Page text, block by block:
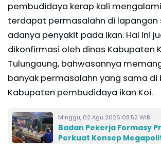
pembudidaya kerap kali
terdapat permasalahn di lapangan
adanya penyakit pada ikan. Hal ini
dikonfirmasi oleh dinas Kabupaten
Tulungaung, bahwasannya
banyak permasalahn yang sama
Kabupaten pembudidaya ikan Koi.
Minggu, 02 Agu 2026 08:52 WIB
Badan Pekerja Formasy
Perkuat Konsep